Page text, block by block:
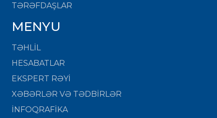
TƏRƏFDAŞLAR
MENYU
TƏHLİL
HESABATLAR
EKSPERT RƏYİ
XƏBƏRLƏR VƏ TƏDBİRLƏR
İNFOQRAFİKA